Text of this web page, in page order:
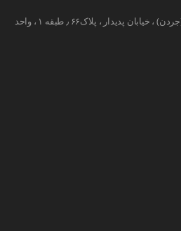
جهان کودک ، خیابان نلسون ماندلا(جردن) ، خیابان پدیدار ، پلاک۶۶ ٫ طبقه ۱ ، واحد